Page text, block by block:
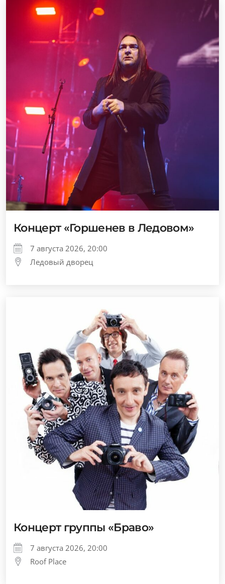
Концерт «Горшенев в Ледовом»
7 августа 2026, 20:00
Ледовый дворец
Концерт группы «Браво»
7 августа 2026, 20:00
Roof Place